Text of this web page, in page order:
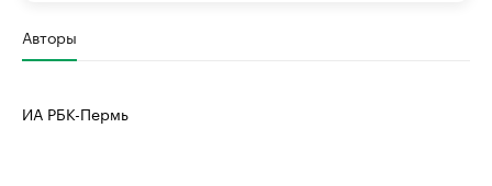
Авторы
ИА РБК-Пермь